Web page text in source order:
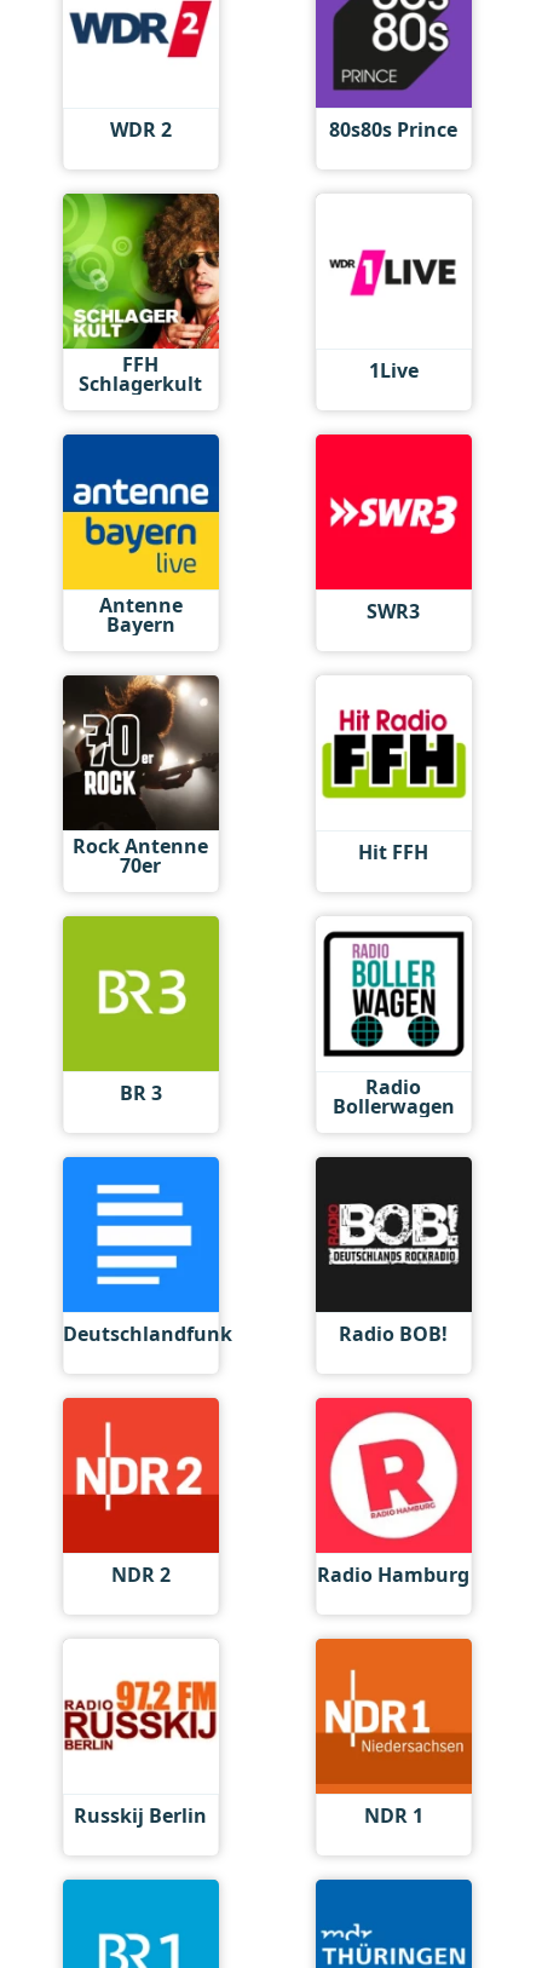
WDR 2 80s80s Prince
FFH
Schlagerkult 1Live
Antenne
Bayern SWR3
Rock Antenne
70er Hit FFH
BR 3 Radio
Bollerwagen
Deutschlandfunk Radio BOB!
NDR 2 Radio Hamburg
Russkij Berlin NDR 1